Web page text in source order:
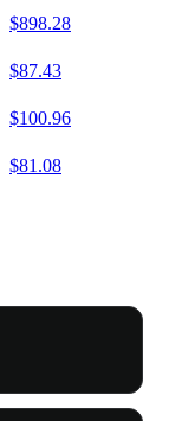
$898.28
$87.43
$100.96
$81.08